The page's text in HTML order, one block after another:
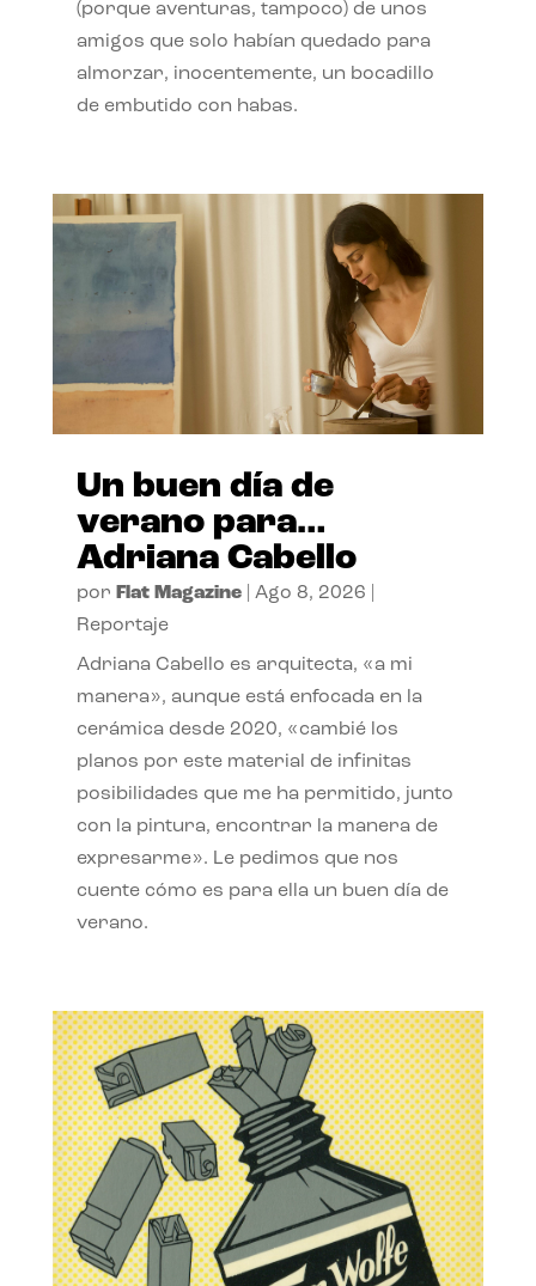
(porque aventuras, tampoco) de unos
amigos que solo habían quedado para
almorzar, inocentemente, un bocadillo
de embutido con habas.
Un buen día de
verano para…
Adriana Cabello
por Flat Magazine| Ago 8, 2026
Reportaje
Adriana Cabello es arquitecta, «a mi
manera», aunque está enfocada en la
cerámica desde 2020, «cambié los
planos por este material de infinitas
posibilidades que me ha permitido, junto
con la pintura, encontrar la manera de
expresarme». Le pedimos que nos
cuente cómo es para ella un buen día de
verano.